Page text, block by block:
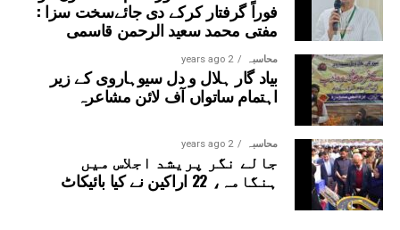
فوراً گرفتار کرکے دی جائےسخت سزا :
مفتی محمد سعید الرحمن قاسمی
محاسبہ 2 years ago
بیاد گار ہلال و دل سیوہاروی کے زیر
اہتمام ساتواں آف لائن مشاعرہ
محاسبہ 2 years ago
جالے نگر پریشد اجلاس میں
ہنگامہ، 22 اراکین نے کیا بائیکاٹ